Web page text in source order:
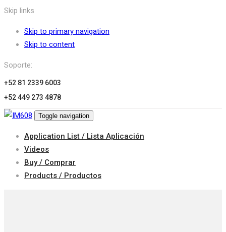
Skip links
Skip to primary navigation
Skip to content
Soporte:
+52 81 2339 6003
+52 449 273 4878
Toggle navigation
Application List / Lista Aplicación
Videos
Buy / Comprar
Products / Productos